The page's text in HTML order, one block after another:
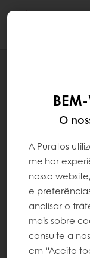
O
A Puratos
melhor
nosso
e
analisar o
mais sobre
consulte a
em “Aceito